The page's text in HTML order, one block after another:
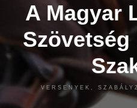
A Magyar
VERSENYEK,